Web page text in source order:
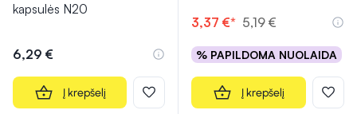
kapsulės N20
6,29 €
Į krepšelį
3,37 €* 5,19 €
% PAPILDOMA NUOLAIDA
Į krepšelį